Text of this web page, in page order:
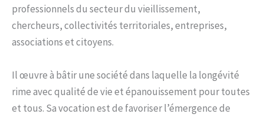
professionnels du secteur du vieillissement,
chercheurs, collectivités territoriales, entreprises,
associations et citoyens.
Il œuvre à bâtir une société dans laquelle la longévité
rime avec qualité de vie et épanouissement pour toutes
et tous. Sa vocation est de favoriser l’émergence de